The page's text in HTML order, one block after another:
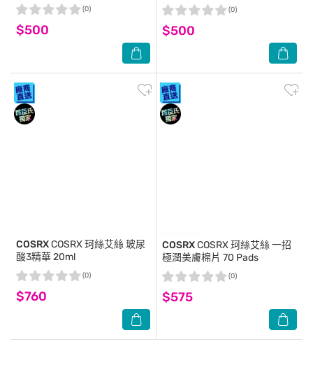
$500
(0)
$500
(0)
COSRXCOSRX 珂絲艾絲 玻尿
酸3精華 20ml
$760
(0)
COSRXCOSRX 珂絲艾絲 一招
極潤美膚棉片 70 Pads
$575
(0)